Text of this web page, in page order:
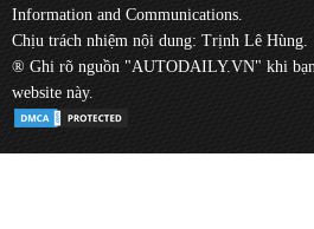
Information and Communications.
Chịu trách nhiệm nội dung: Trịnh Lê Hùng.
® Ghi rõ nguồn "AUTODAILY.VN" khi
website này.